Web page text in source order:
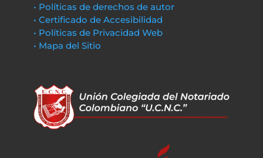
• Políticas de derechos de autor
• Certificado de Accesibilidad
• Políticas de Privacidad Web
• Mapa del Sitio